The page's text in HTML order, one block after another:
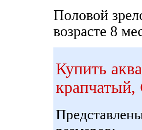
Половой
возрасте 8
Купить
крапчатый,